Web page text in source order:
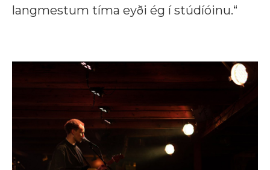
langmestum tíma eyði ég í stúdíóinu.“